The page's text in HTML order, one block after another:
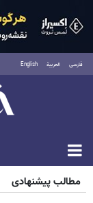
فارسی العربية English
مطالب پیشنهادی